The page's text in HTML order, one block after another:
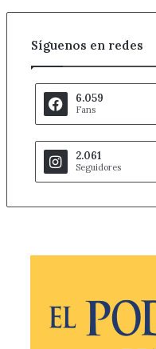
Síguenos en redes
6.059
Fans
2.061
Seguidores